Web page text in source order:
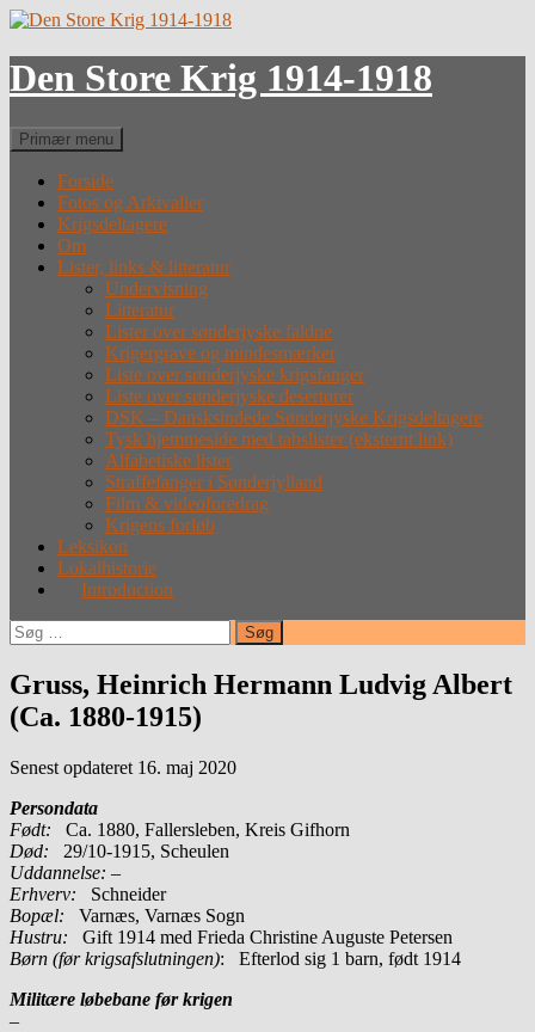
Hop
indhold
Den Store Krig 1914-1918
Søg
Primær menu
Forside
Fotos og Arkivalier
Krigsdeltagere
Om
Lister, links & litteratur
Undervisning
Litteratur
Lister over sønderjyske faldne
Krigergrave og mindesmærker
Liste over sønderjyske krigsfanger
Liste over sønderjyske desertører
DSK – Dansksindede Sønderjyske Krigsdeltagere
Tysk hjemmeside med tabslister (eksternt link)
Alfabetiske lister
Straffefanger i Sønderjylland
Film & videoforedrag
Krigens forløb
Leksikon
Lokalhistorie
Introduction
Søg
efter:
Gruss, Heinrich Hermann Ludvig Albert
(Ca. 1880-1915)
Senest opdateret 16. maj 2020
Persondata
Født: Ca. 1880, Fallersleben, Kreis Gifhorn
Død: 29/10-1915, Scheulen
Uddannelse: –
Erhverv: Schneider
Bopæl: Varnæs, Varnæs Sogn
Hustru: Gift 1914 med Frieda Christine Auguste Petersen
Børn (før krigsafslutningen): Efterlod sig 1 barn, født 1914
Militære løbebane før krigen
–